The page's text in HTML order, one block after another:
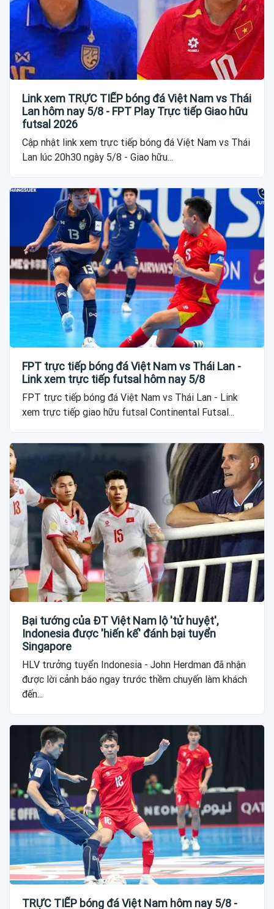
Link xem TRỰC TIẾP bóng đá Việt Nam vs Thái
Lan hôm nay 5/8 - FPT Play Trực tiếp Giao hữu
futsal 2026
Cập nhật link xem trực tiếp bóng đá Việt Nam vs Thái
Lan lúc 20h30 ngày 5/8 - Giao hữu...
FPT trực tiếp bóng đá Việt Nam vs Thái Lan -
Link xem trực tiếp futsal hôm nay 5/8
FPT trực tiếp bóng đá Việt Nam vs Thái Lan - Link
xem trực tiếp giao hữu futsal Continental Futsal...
Bại tướng của ĐT Việt Nam lộ 'tử huyệt',
Indonesia được 'hiến kế' đánh bại tuyển
Singapore
HLV trưởng tuyển Indonesia - John Herdman đã nhận
được lời cảnh báo ngay trước thềm chuyến làm khách
đến...
TRỰC TIẾP bóng đá Việt Nam hôm nay 5/8 -